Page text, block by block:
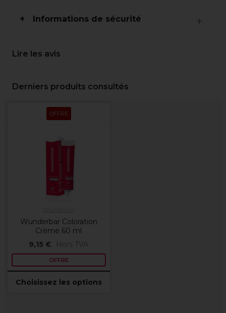
Informations de sécurité
Lire les avis
Derniers produits consultés
OFFRE
Wunderbar Coloration
Crème 60 ml
9,15 €
Hors TVA
OFFRE
Choisissez les options